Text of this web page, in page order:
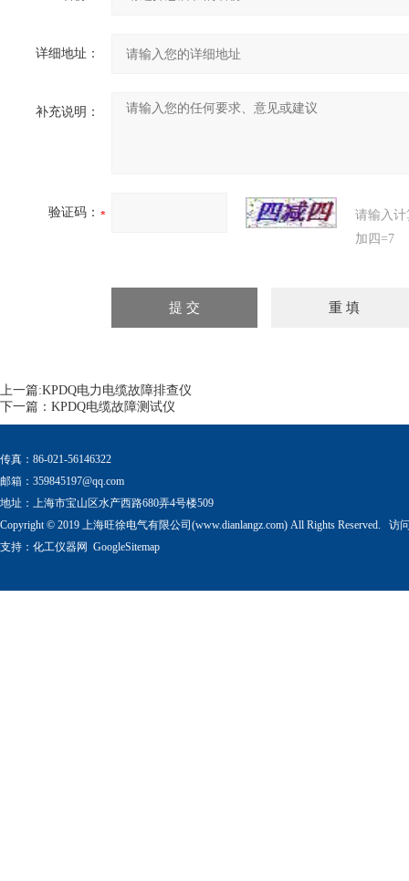
详细地址：
补充说明：
验证码：
请输入
加四=7
上一篇:KPDQ电力电缆故障排查仪
下一篇： KPDQ电缆故障测试仪
传真：86-021-56146322
邮箱： 359845197@qq.com
地址：上海市宝山区水产西路680弄4号楼509
Copyright © 2019 上海旺徐电气有限公司(www.dianlangz.com) All Rights Reserved. 访
支持： 化工仪器网 GoogleSitemap